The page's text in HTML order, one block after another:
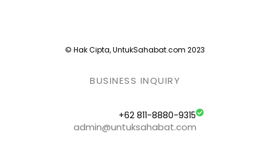
© Hak Cipta, UntukSahabat.com 2023
BUSINESS INQUIRY
+62 811-8880-9315
admin@untuksahabat.com